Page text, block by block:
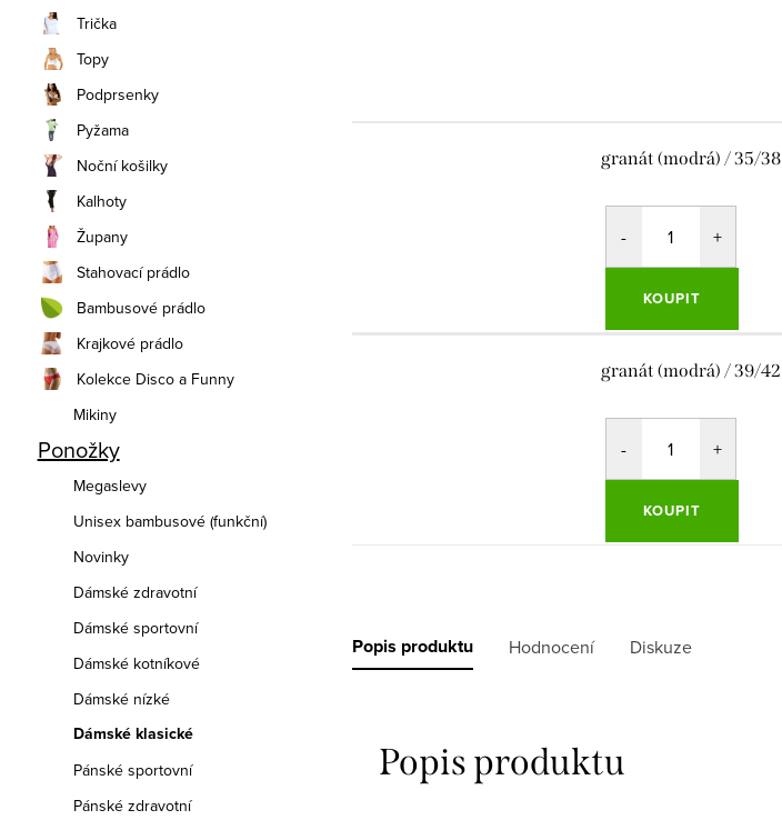
Trička
Topy
Podprsenky
Pyžama
Noční košilky
Kalhoty
Župany
Stahovací prádlo
Bambusové prádlo
Krajkové prádlo
Kolekce Disco a Funny
Mikiny
Ponožky
Megaslevy
Unisex bambusové (funkční)
Novinky
Dámské zdravotní
Dámské sportovní
Dámské kotníkové
Dámské nízké
Dámské klasické
Pánské sportovní
Pánské zdravotní
granát (modrá) / 35/38
KOUPIT
granát (modrá) / 39/42
KOUPIT
Popis produktu Hodnocení Diskuze
Popis produktu